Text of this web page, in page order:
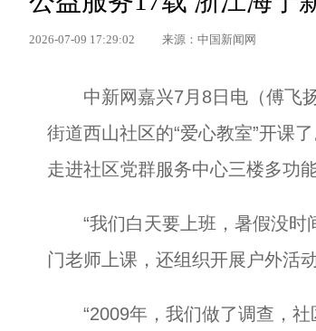
2026-07-09 17:29:02 来源：中国新闻网
中新网嘉兴7月8日电（傅飞扬
街道西山社区的“爱心教室”开课
走进社区党群服务中心三楼多功
“我们白天要上班，暑假没时间
门老师上课，还组织开展户外活
“2009年，我们做了调查，社